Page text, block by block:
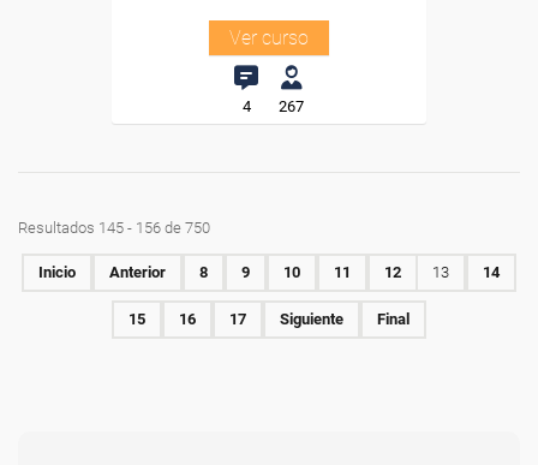
Ver curso
4 267
Resultados 145 - 156 de 750
Inicio Anterior 8 9 10 11 12 13 14
15 16 17 Siguiente Final